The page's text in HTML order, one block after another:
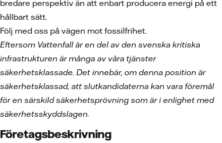
bredare perspektiv än att enbart producera energi på ett
hållbart sätt.
Följ med oss på vägen mot fossilfrihet.
Eftersom Vattenfall är en del av den svenska kritiska
infrastrukturen är många av våra tjänster
säkerhetsklassade. Det innebär, om denna position är
säkerhetsklassad, att slutkandidaterna kan vara föremål
för en särskild säkerhetsprövning som är i enlighet med
säkerhetsskyddslagen.
Företagsbeskrivning